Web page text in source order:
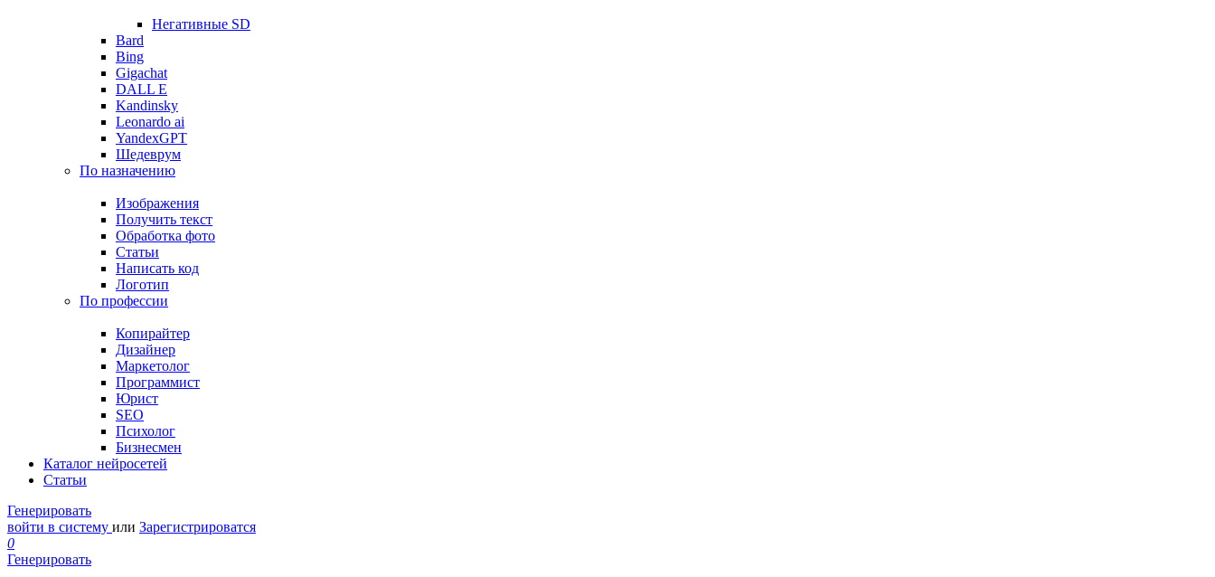
Негативные SD
Bard
Bing
Gigachat
DALL E
Kandinsky
Leonardo ai
YandexGPT
Шедеврум
По назначению
Изображения
Получить текст
Обработка фото
Статьи
Написать код
Логотип
По профессии
Копирайтер
Дизайнер
Маркетолог
Программист
Юрист
SEO
Психолог
Бизнесмен
Каталог нейросетей
Статьи
Генерировать
войти в систему или Зарегистрироватся
0
Генерировать